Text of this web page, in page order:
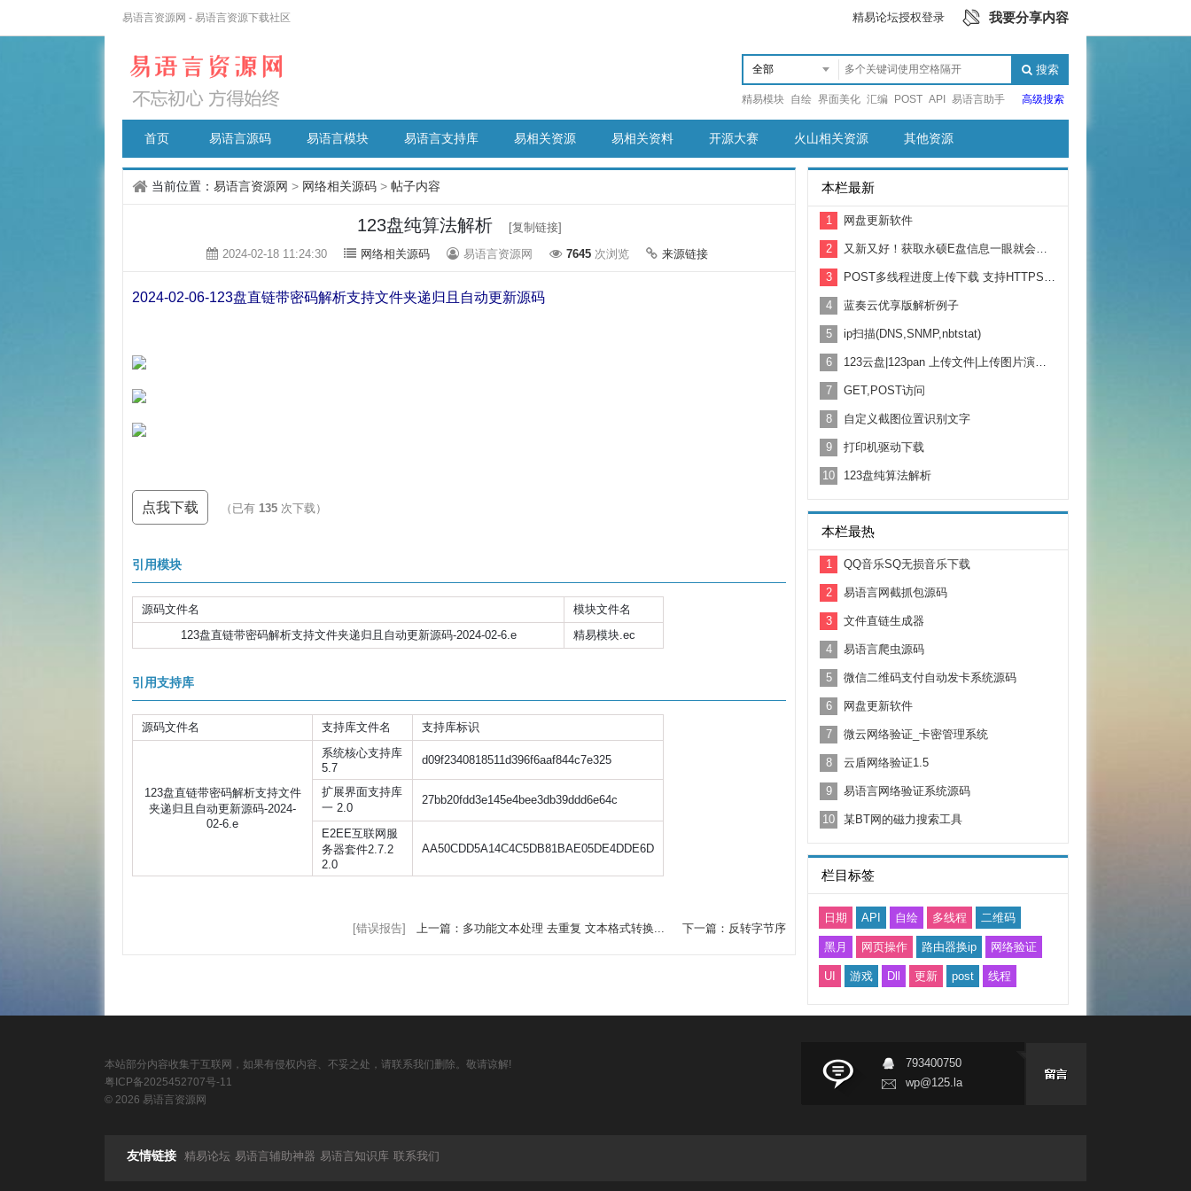
易语言资源网 - 易语言资源下载社区 精易论坛授权登录 我要分享内容
搜索
精易模块 自绘 界面美化 汇编 POST API 易语言助手 高级搜索
首页 易语言源码 易语言模块 易语言支持库 易相关资源 易相关资料 开源大赛 火山相关资源 其他资源
当前位置： 易语言资源网 > 网络相关源码 > 帖子内容
123盘纯算法解析
[复制链接]
2024-02-18 11:24:30
网络相关源码 易语言资源网 7645 次浏览 来源链接
2024-02-06-123盘直链带密码解析支持文件夹递归且自动更新源码
点我下载 （已有 135 次下载）
引用模块
源码文件名
模块文件名
123盘直链带密码解析支持文件夹递归且自动更新源码-2024-02-6.e
精易模块.ec
引用支持库
源码文件名 支持库文件名 支持库标识
123盘直链带密码解析支持文件
夹递归且自动更新源码-2024-
02-6.e
系统核心支持库
5.7
d09f2340818511d396f6aaf844c7e325
扩展界面支持库
一 2.0
27bb20fdd3e145e4bee3db39ddd6e64c
E2EE互联网服
务器套件2.7.2
2.0
AA50CDD5A14C4C5DB81BAE05DE4DDE6D
[错误报告] 上一篇：多功能文本处理 去重复 文本格式转换... 下一篇：反转字节序
本栏最新
1 网盘更新软件
2 又新又好！获取永硕E盘信息一眼就会用！附带例子教学
3 POST多线程进度上传下载 支持HTTPS 基于鱼刺HTTP修改
4 蓝奏云优享版解析例子
5 ip扫描(DNS,SNMP,nbtstat)
6 123云盘|123pan 上传文件|上传图片演示 支持2G以上大文件上传
7 GET,POST访问
8 自定义截图位置识别文字
9 打印机驱动下载
10 123盘纯算法解析
本栏最热
1 QQ音乐SQ无损音乐下载
2 易语言网截抓包源码
3 文件直链生成器
4 易语言爬虫源码
5 微信二维码支付自动发卡系统源码
6 网盘更新软件
7 微云网络验证_卡密管理系统
8 云盾网络验证1.5
9 易语言网络验证系统源码
10 某BT网的磁力搜索工具
栏目标签
日期 API 自绘 多线程 二维码
黑月 网页操作 路由器换ip 网络验证
UI 游戏 Dll 更新 post 线程
本站部分内容收集于互联网，如果有侵权内容、不妥之处，请联系我们删除。敬请谅解!
粤ICP备2025452707号-11
© 2026 易语言资源网
793400750
wp@125.la
友情链接 精易论坛 易语言辅助神器 易语言知识库 联系我们